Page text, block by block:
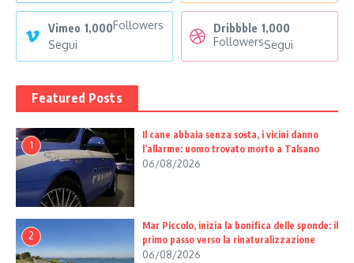
Vimeo 1,000Followers
Segui
Dribbble 1,000
FollowersSegui
Featured Posts
1
Il cane abbaia senza sosta, i vicini danno
l’allarme: uomo trovato morto a Talsano
06/08/2026
2
Mar Piccolo, inizia la bonifica delle sponde: il
primo passo verso la rinaturalizzazione
06/08/2026